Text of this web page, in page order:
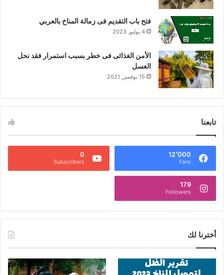
فتح باب التقديم فى زمالة المناخ بالعربي
4 يوليو, 2023
الأمن الغذائى فى خطر بسبب استمرار فقد نحل
العسل
15 نوفمبر, 2021
تابعنا
12٬000
Fans
0
Subscribers
179
Followers
أخترنا لك